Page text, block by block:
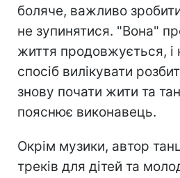
боляче, важливо
не зупинятися. "Вона"
життя продовжується,
спосіб вилікувати
знову почати жити та
пояснює виконавець.
Окрім музики, автор
треків для дітей та